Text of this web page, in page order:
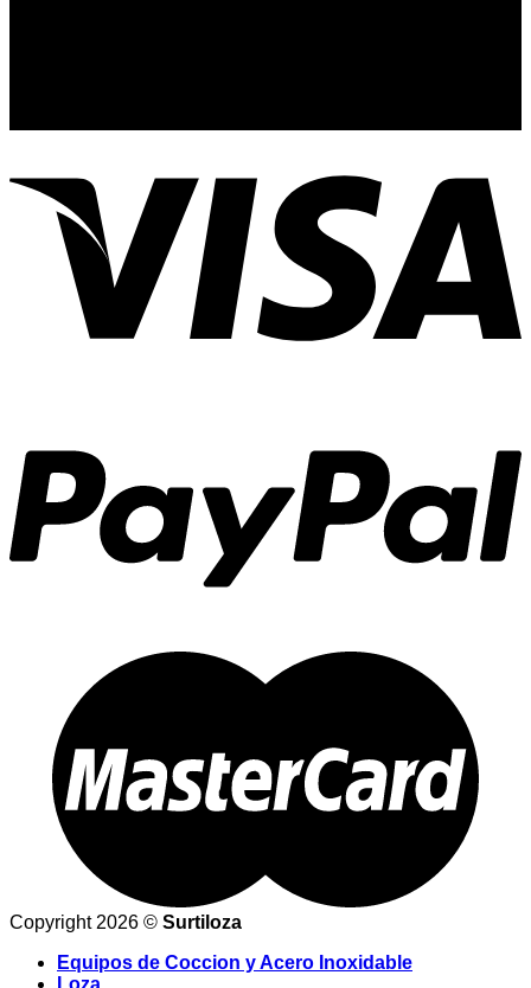
Copyright 2026 © Surtiloza
Equipos de Coccion y Acero Inoxidable
Loza